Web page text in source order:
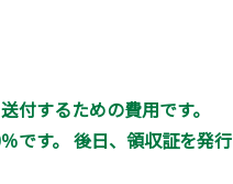
するための費用です。
です。 後日、領収証を発行